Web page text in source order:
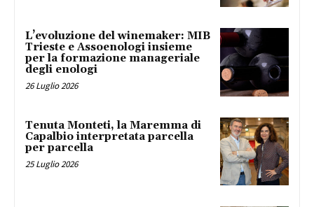
L’evoluzione del winemaker: MIB
Trieste e Assoenologi insieme
per la formazione manageriale
degli enologi
26 Luglio 2026
Tenuta Monteti, la Maremma di
Capalbio interpretata parcella
per parcella
25 Luglio 2026